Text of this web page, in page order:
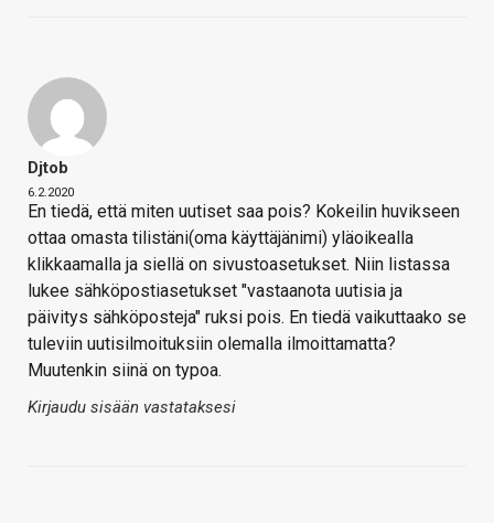
Djtob
6.2.2020
En tiedä, että miten uutiset saa pois? Kokeilin huvikseen
ottaa omasta tilistäni(oma käyttäjänimi) yläoikealla
klikkaamalla ja siellä on sivustoasetukset. Niin listassa
lukee sähköpostiasetukset "vastaanota uutisia ja
päivitys sähköposteja" ruksi pois. En tiedä vaikuttaako se
tuleviin uutisilmoituksiin olemalla ilmoittamatta?
Muutenkin siinä on typoa.
Kirjaudu sisään vastataksesi